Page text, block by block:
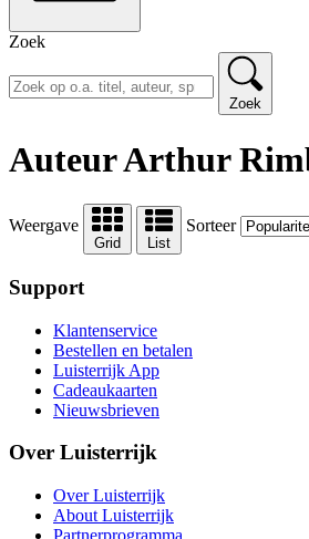
Zoek
Zoek
Auteur Arthur
Weergave
Grid List
Sorteer
Support
Klantenservice
Bestellen en betalen
Luisterrijk App
Cadeaukaarten
Nieuwsbrieven
Over Luisterrijk
Over Luisterrijk
About Luisterrijk
Partnerprogramma